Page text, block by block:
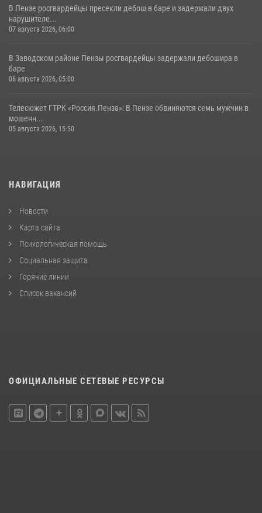
В Пензе росгвардейцы пресекли дебош в баре и задержали двух
нарушителе...
07 августа 2026, 06:00
В Заводском районе Пензы росгвардейцы задержали дебошира в
баре
06 августа 2026, 05:00
Телесюжет ГТРК «Россия.Пенза»: В Пензе обвиняются семь мужчин в
мошенн...
05 августа 2026, 15:50
НАВИГАЦИЯ
Новости
Карта сайта
Психологическая помощь
Социальная защита
Горячие линии
Список вакансий
ОФИЦИАЛЬНЫЕ СЕТЕВЫЕ РЕСУРСЫ